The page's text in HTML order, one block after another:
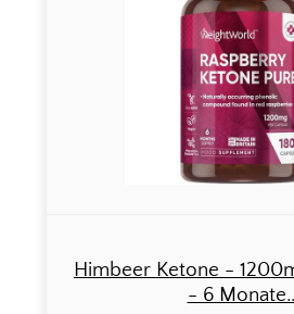
Himbeer Ketone -
- 6